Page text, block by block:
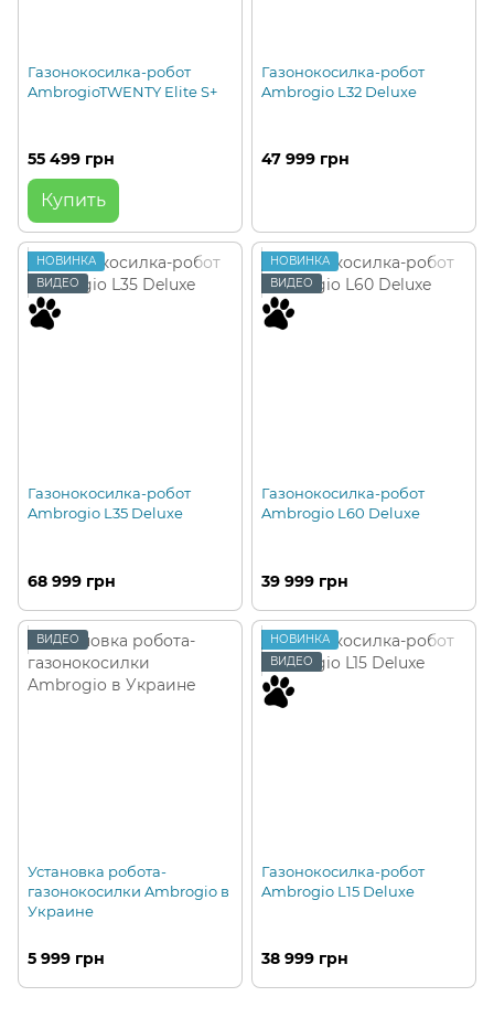
Газонокосилка-робот
AmbrogioTWENTY Elite S+
55 499 грн
Купить
Газонокосилка-робот
Ambrogio L32 Deluxe
47 999 грн
НОВИНКА
ВИДЕО
Газонокосилка-робот
Ambrogio L35 Deluxe
68 999 грн
НОВИНКА
ВИДЕО
Газонокосилка-робот
Ambrogio L60 Deluxe
39 999 грн
ВИДЕО
Установка робота-
газонокосилки Ambrogio в
Украине
5 999 грн
НОВИНКА
ВИДЕО
Газонокосилка-робот
Ambrogio L15 Deluxe
38 999 грн